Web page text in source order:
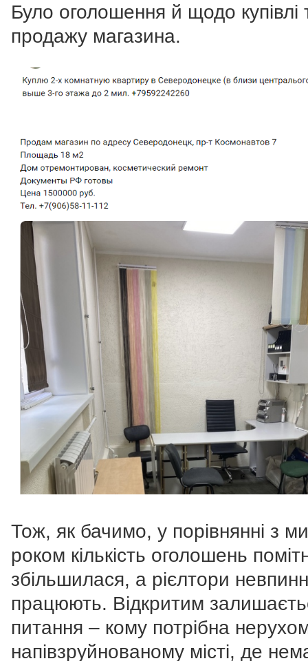
Було оголошення й щодо купівлі
продажу магазина.
Тож, як бачимо, у порівнянні з
роком кількість оголошень
збільшилася, а рієлтори
працюють. Відкритим
питання – кому потрібна
напівзруйнованому місті, де